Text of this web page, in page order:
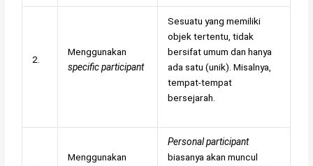
2.
Menggunakan
specific participant
Sesuatu yang memiliki
objek tertentu, tidak
bersifat umum dan hanya
ada satu (unik). Misalnya,
tempat-tempat
bersejarah.
Menggunakan
Personal participant
biasanya akan muncul